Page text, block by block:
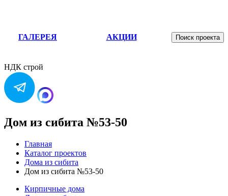
ГАЛЕРЕЯ АКЦИИ Поиск проекта
НДК строй
Дом из сибита №53-50
Главная
Каталог проектов
Дома из сибита
Дом из сибита №53-50
Кирпичные дома